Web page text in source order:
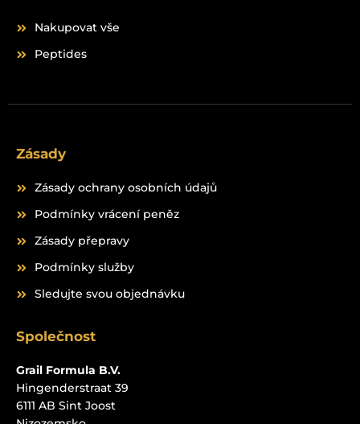
Nakupovat vše
Peptides
Zásady
Zásady ochrany osobních údajů
Podmínky vrácení peněz
Zásady přepravy
Podmínky služby
Sledujte svou objednávku
Společnost
Grail Formula B.V.
Hingenderstraat 39
6111 AB Sint Joost